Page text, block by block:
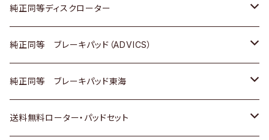
マツダ
三菱
スバル
日野
ダイハツ
マツダ
三菱
日野
ダイハツ
三菱
日野
三菱ふそう
日産
ダイハツ
マツダ
三菱
スズキ
日産
いすゞ
ダイハツ
日産
いすゞ
ダイハツ
マツダ
トヨタ
ホンダ
スズキ
日産
純正同等ディスクローター
トヨタ
ホンダ
スズキ
純正同等 ブレーキパッド（ADVICS）
トヨタ
ホンダ
純正同等 ブレーキパッド東海
トヨタ
送料無料ローター・パッドセット